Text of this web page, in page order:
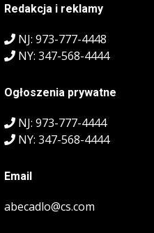
Redakcja i reklamy
NJ: 973-777-4448
NY: 347-568-4444
Ogłoszenia prywatne
NJ: 973-777-4444
NY: 347-568-4444
Email
abecadlo@cs.com